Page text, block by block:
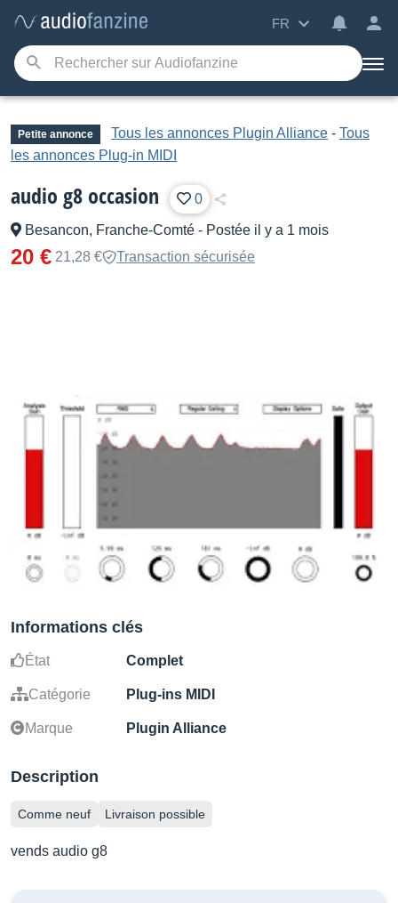
FR
Petite annonce Tous les annonces Plugin Alliance - Tous
les annonces Plug-in MIDI
audio g8 occasion 0
Besancon, Franche-Comté - Postée il y a 1 mois
20 € 21,28 € Transaction sécurisée
Informations clés
État Complet
Catégorie Plug-ins MIDI
Marque Plugin Alliance
Description
Comme neuf Livraison possible
vends audio g8